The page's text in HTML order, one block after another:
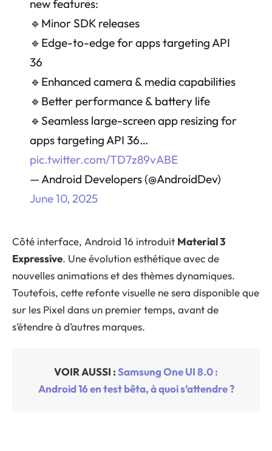
new features:
🔹Minor SDK releases
🔹Edge-to-edge for apps targeting API
36
🔹Enhanced camera & media capabilities
🔹Better performance & battery life
🔹Seamless large-screen app resizing for
apps targeting API 36…
pic.twitter.com/TD7z89vABE
— Android Developers (@AndroidDev)
June 10, 2025
Côté interface, Android 16 introduit Material 3
Expressive. Une évolution esthétique avec de
nouvelles animations et des thèmes dynamiques.
Toutefois, cette refonte visuelle ne sera disponible que
sur les Pixel dans un premier temps, avant de
s’étendre à d’autres marques.
VOIR AUSSI :Samsung One UI 8.0 :
Android 16 en test bêta, à quoi s’attendre ?